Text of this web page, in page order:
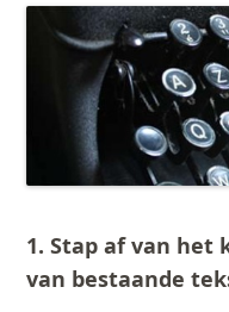
1. Stap af van het
van bestaande